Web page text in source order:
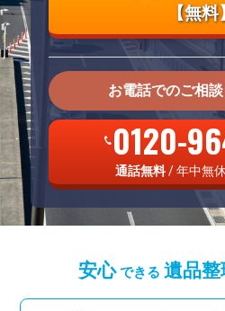
【無料
お電話でのご相談
0120-
通話無料/ 年中無
安心 できる 遺品整